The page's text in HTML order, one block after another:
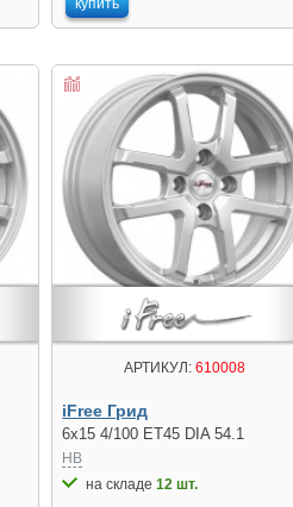
АРТИКУЛ: 610008
iFree Грид
6x15 4/100 ET45 DIA 54.1
HB
на складе12 шт.